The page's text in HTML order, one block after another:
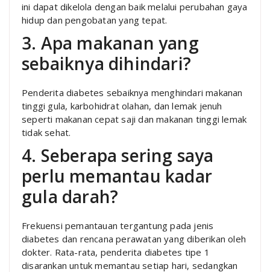
ini dapat dikelola dengan baik melalui perubahan gaya
hidup dan pengobatan yang tepat.
3. Apa makanan yang
sebaiknya dihindari?
Penderita diabetes sebaiknya menghindari makanan
tinggi gula, karbohidrat olahan, dan lemak jenuh
seperti makanan cepat saji dan makanan tinggi lemak
tidak sehat.
4. Seberapa sering saya
perlu memantau kadar
gula darah?
Frekuensi pemantauan tergantung pada jenis
diabetes dan rencana perawatan yang diberikan oleh
dokter. Rata-rata, penderita diabetes tipe 1
disarankan untuk memantau setiap hari, sedangkan